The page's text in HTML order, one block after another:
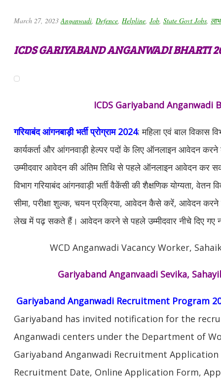
March 27, 2023 Anganwadi Defence Helpline Job State Govt Jobs
ICDS GARIYABAND ANGANWADI BHARTI
ICDS Gariyaband Anganwadi
गरियाबंद आंगनबाड़ी भर्ती प्रोग्राम 2024: महिला एवं बाल विकास
कार्यकर्ता और आंगनवाड़ी हेल्पर पदों के लिए ऑनलाइन आवेदन
उम्मीदवार आवेदन की अंतिम तिथि से पहले ऑनलाइन आवेदन कर
विभाग गरियाबंद आंगनवाड़ी भर्ती वैकेंसी की शैक्षणिक योग्यता,
सीमा, परीक्षा शुल्क, चयन प्रक्रिया, आवेदन कैसे करें, आवेदन करने
लेख में पढ़ सकते हैं। आवेदन करने से पहले उम्मीदवार नीचे दिए गए
WCD Anganwadi Vacancy Worker,
Gariyaband Anganvaadi Sevika,
Gariyaband Anganwadi Recruitment Program
Gariyaband has invited notification for the
Anganwadi centers under the Department of
Gariyaband Anganwadi Recruitment
Recruitment Date, Online Application Form,